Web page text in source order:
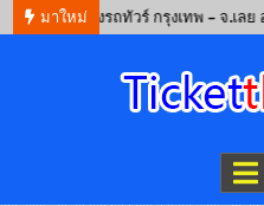
มาใหม่
จองรถทัวร์ กรุงเทพ – จ.เลย ออนไลน์